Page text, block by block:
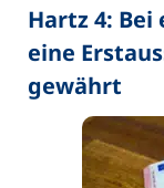
Hartz 4:
eine
gewährt